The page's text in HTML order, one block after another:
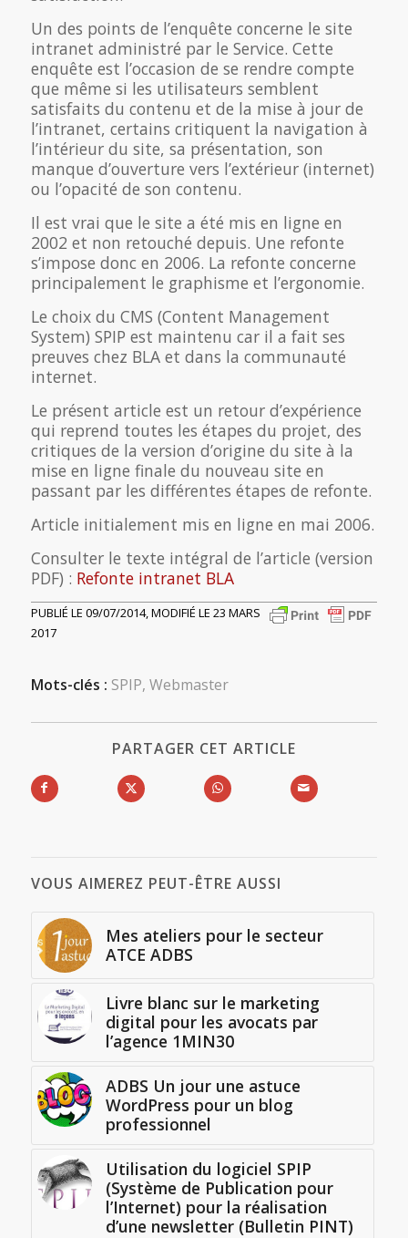
Un des points de l’enquête concerne le site
intranet administré par le Service. Cette
enquête est l’occasion de se rendre compte
que même si les utilisateurs semblent
satisfaits du contenu et de la mise à jour de
l’intranet, certains critiquent la navigation à
l’intérieur du site, sa présentation, son
manque d’ouverture vers l’extérieur (internet)
ou l’opacité de son contenu.
Il est vrai que le site a été mis en ligne en
2002 et non retouché depuis. Une refonte
s’impose donc en 2006. La refonte concerne
principalement le graphisme et l’ergonomie.
Le choix du CMS (Content Management
System) SPIP est maintenu car il a fait ses
preuves chez BLA et dans la communauté
internet.
Le présent article est un retour d’expérience
qui reprend toutes les étapes du projet, des
critiques de la version d’origine du site à la
mise en ligne finale du nouveau site en
passant par les différentes étapes de refonte.
Article initialement mis en ligne en mai 2006.
Consulter le texte intégral de l’article (version
PDF) : Refonte intranet BLA
PUBLIÉ LE 09/07/2014, MODIFIÉ LE 23 MARS
2017
Mots-clés : SPIP, Webmaster
PARTAGER CET ARTICLE
VOUS AIMEREZ PEUT-ÊTRE AUSSI
Mes ateliers pour le secteur
ATCE ADBS
Livre blanc sur le marketing
digital pour les avocats par
l’agence 1MIN30
ADBS Un jour une astuce
WordPress pour un blog
professionnel
Utilisation du logiciel SPIP
(Système de Publication pour
l’Internet) pour la réalisation
d’une newsletter (Bulletin PINT)